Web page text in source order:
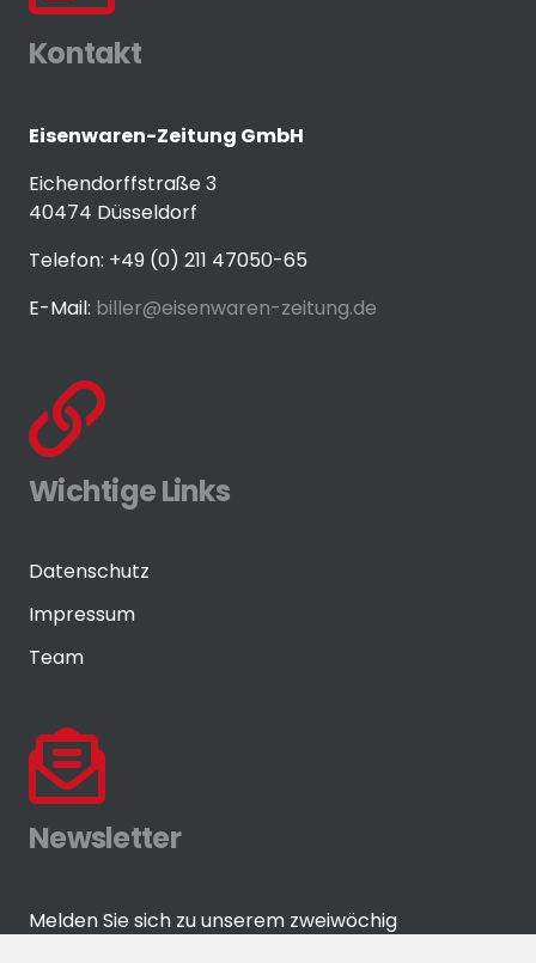
Kontakt
Eisenwaren-Zeitung GmbH
Eichendorffstraße 3
40474 Düsseldorf
Telefon: +49 (0) 211 47050-65
E-Mail: biller@eisenwaren-zeitung.de
Wichtige Links
Datenschutz
Impressum
Team
Newsletter
Melden Sie sich zu unserem zweiwöchig